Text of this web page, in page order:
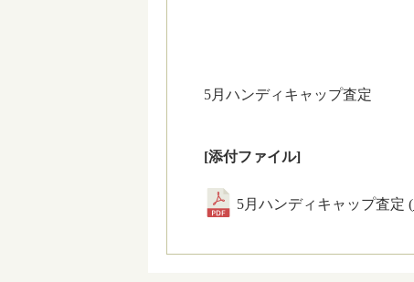
5月ハンディキャップ査定
[添付ファイル]
5月ハンディキャップ査定 (